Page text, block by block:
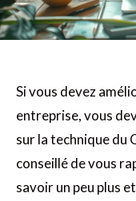
Si vous devez
entreprise, vous
sur la technique du
conseillé de vous
savoir un peu plus